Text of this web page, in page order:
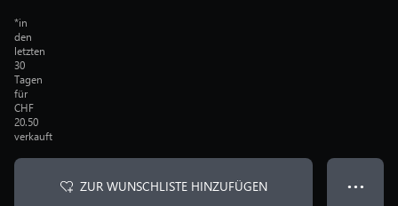
*in
den
letzten
30
Tagen
für
CHF
20.50
verkauft
ZUR WUNSCHLISTE HINZUFÜGEN ● ● ●